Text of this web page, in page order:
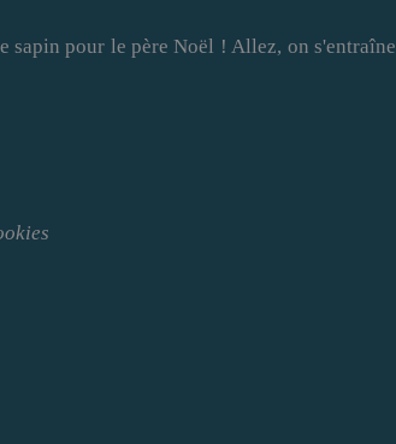
sapin pour le père Noël ! Allez, on s'entraîne